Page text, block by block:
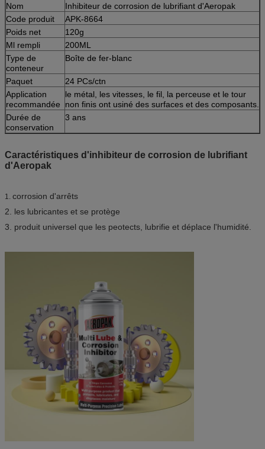
Nom
Inhibiteur de corrosion de lubrifiant d'Aeropak
Code produit
APK-8664
Poids net
120g
Ml rempli
200ML
Type de
conteneur
Boîte de fer-blanc
Paquet
24 PCs/ctn
Application
recommandée
le métal, les vitesses, le fil, la perceuse et le tour
non finis ont usiné des surfaces et des composants.
Durée de
conservation
3 ans
Caractéristiques d'inhibiteur de corrosion de lubrifiant
d'Aeropak
1. corrosion d'arrêts
2. les lubricantes et se protège
3. produit universel que les peotects, lubrifie et déplace l'humidité.